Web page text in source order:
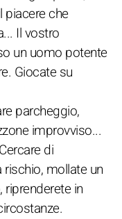
piacere che
Il vostro
un uomo potente
Giocate su
parcheggio,
improvviso...
di
mollate un
riprenderete in